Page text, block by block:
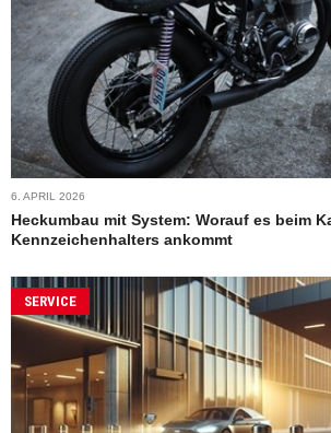
6. APRIL 2026
Heckumbau mit System: Worauf es beim
Kennzeichenhalters ankommt
SERVICE